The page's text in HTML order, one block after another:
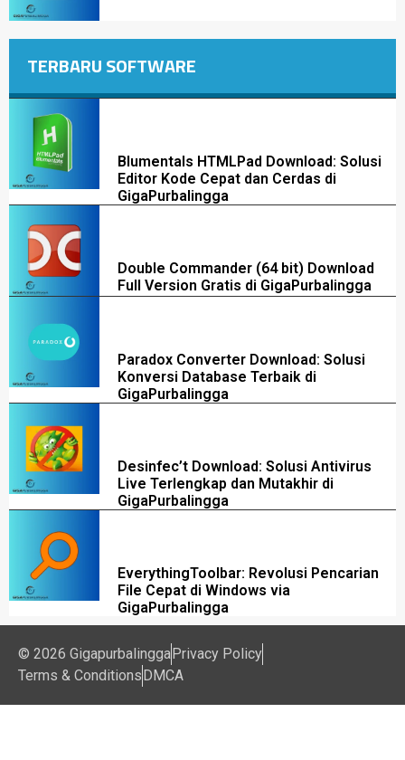
TERBARU SOFTWARE
Blumentals HTMLPad Download: Solusi
Editor Kode Cepat dan Cerdas di
GigaPurbalingga
Double Commander (64 bit) Download
Full Version Gratis di GigaPurbalingga
Paradox Converter Download: Solusi
Konversi Database Terbaik di
GigaPurbalingga
Desinfec’t Download: Solusi Antivirus
Live Terlengkap dan Mutakhir di
GigaPurbalingga
EverythingToolbar: Revolusi Pencarian
File Cepat di Windows via
GigaPurbalingga
© 2026 GigapurbalinggaPrivacy Policy
Terms & ConditionsDMCA